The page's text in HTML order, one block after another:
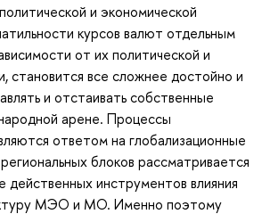
и экономической
курсов валют отдельным
от их политической и
становится все сложнее достойно и
и отстаивать собственные
арене. Процессы
ответом на глобализационные
блоков рассматривается
действенных инструментов влияния
МЭО и МО. Именно поэтому